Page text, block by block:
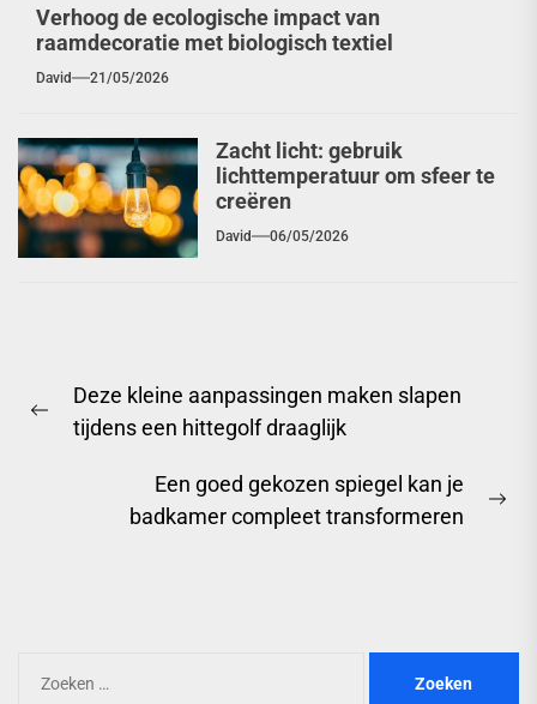
Verhoog de ecologische impact van
raamdecoratie met biologisch textiel
David 21/05/2026
Zacht licht: gebruik
lichttemperatuur om sfeer te
creëren
David 06/05/2026
Previous
Deze kleine aanpassingen maken slapen
tijdens een hittegolf draaglijk
Een goed gekozen spiegel kan je
badkamer compleet transformeren
naar: